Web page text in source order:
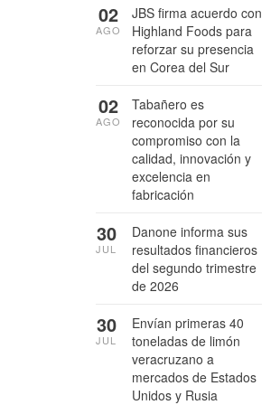
JBS firma acuerdo con
Highland Foods para
reforzar su presencia
en Corea del Sur
02
AGO
Tabañero es
reconocida por su
compromiso con la
calidad, innovación y
excelencia en
fabricación
02
AGO
Danone informa sus
resultados financieros
del segundo trimestre
de 2026
30
JUL
Envían primeras 40
toneladas de limón
veracruzano a
mercados de Estados
Unidos y Rusia
30
JUL